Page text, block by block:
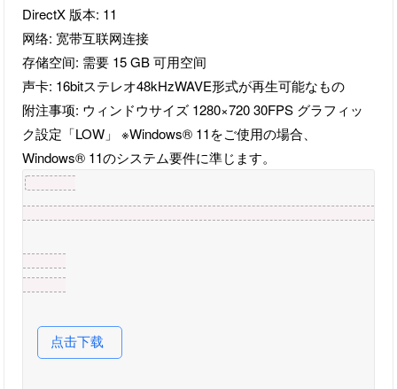
DirectX 版本: 11
网络: 宽带互联网连接
存储空间: 需要 15 GB 可用空间
声卡: 16bitステレオ48kHzWAVE形式が再生可能なもの
附注事项: ウィンドウサイズ 1280×720 30FPS グラフィッ
ク設定「LOW」 ※Windows® 11をご使用の場合、
Windows® 11のシステム要件に準じます。
点击下载